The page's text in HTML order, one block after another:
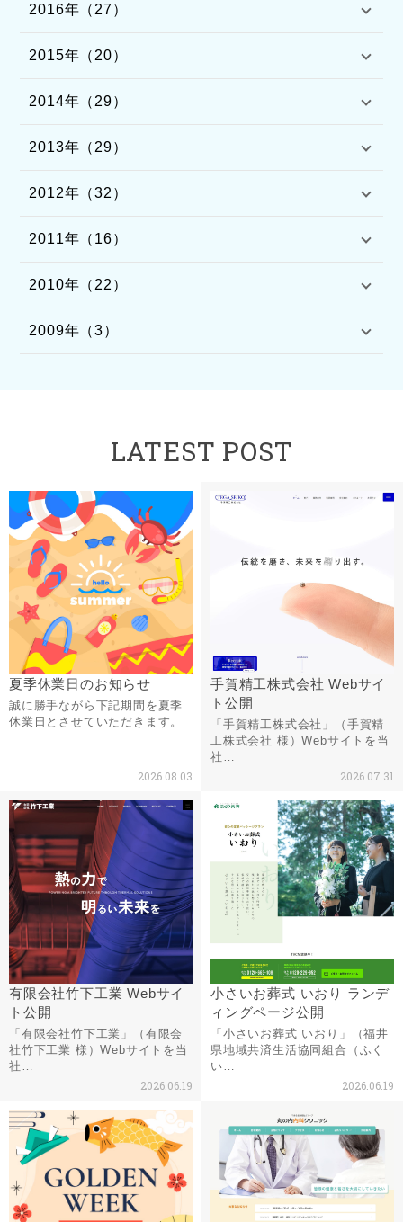
2016年（27）
2015年（20）
2014年（29）
2013年（29）
2012年（32）
2011年（16）
2010年（22）
2009年（3）
LATEST POST
夏季休業日のお知らせ
誠に勝手ながら下記期間を夏季
休業日とさせていただきます。
2026.08.03
手賀精工株式会社 Webサイ
ト公開
「手賀精工株式会社」（手賀精
工株式会社 様）Webサイトを当
社…
2026.07.31
有限会社竹下工業 Webサイ
ト公開
「有限会社竹下工業」（有限会
社竹下工業 様）Webサイトを当
社…
2026.06.19
小さいお葬式 いおり ランデ
ィングページ公開
「小さいお葬式 いおり」（福井
県地域共済生活協同組合（ふく
い…
2026.06.19